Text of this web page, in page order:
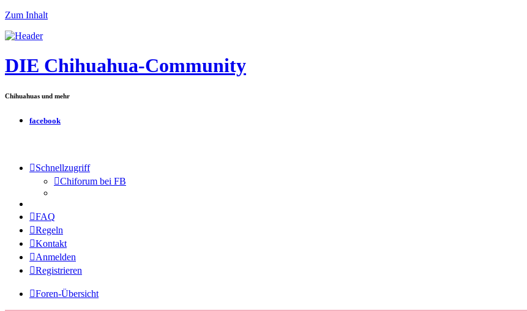
Zum Inhalt
DIE Chihuahua-Community
Chihuahuas und mehr
facebook
Schnellzugriff
Chiforum bei FB
FAQ
Regeln
Kontakt
Anmelden
Registrieren
Foren-Übersicht